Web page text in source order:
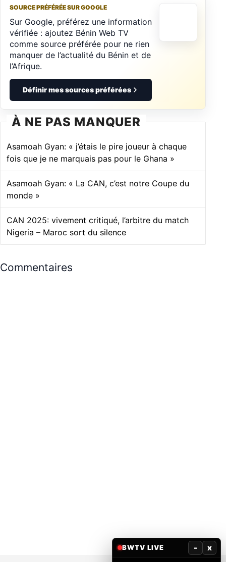
SOURCE PRÉFÉRÉE SUR GOOGLE
Sur Google, préférez une information
vérifiée : ajoutez Bénin Web TV
comme source préférée pour ne rien
manquer de l’actualité du Bénin et de
l’Afrique.
Définir mes sources préférées
À NE PAS MANQUER
Asamoah Gyan: « j’étais le pire joueur à chaque
fois que je ne marquais pas pour le Ghana »
Asamoah Gyan: « La CAN, c’est notre Coupe du
monde »
CAN 2025: vivement critiqué, l’arbitre du match
Nigeria – Maroc sort du silence
Commentaires
BWTV LIVE - x